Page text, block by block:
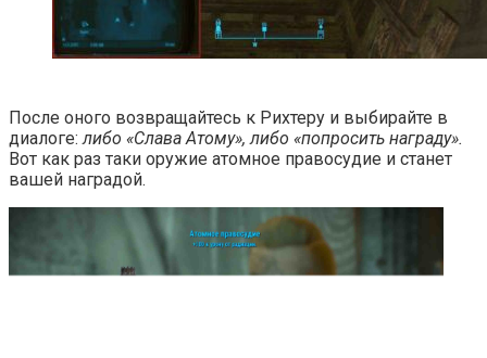
После оного возвращайтесь к Рихтеру и выбирайте в
диалоге: либо «Слава Атому», либо «попросить награду».
Вот как раз таки оружие атомное правосудие и станет
вашей наградой.